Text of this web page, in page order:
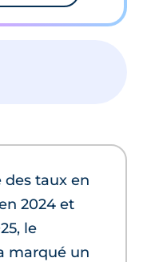
taux en
2024 et
le
marqué un